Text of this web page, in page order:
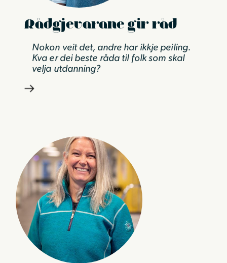
Rådgjevarane gir råd
Nokon veit det, andre har ikkje peiling.
Kva er dei beste råda til folk som skal
velja utdanning?